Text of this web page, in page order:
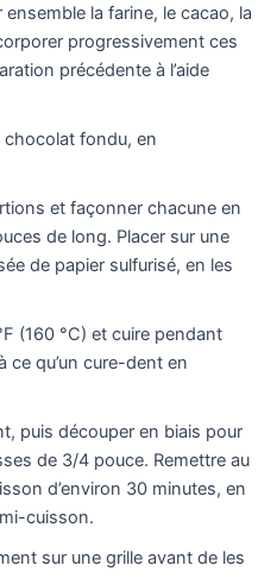
la farine, le cacao, la
progressivement ces
précédente à l’aide
chocolat fondu, en
et façonner chacune en
de long. Placer sur une
de papier sulfurisé, en les
(160 °C) et cuire pendant
ce qu’un cure-dent en
puis découper en biais pour
de 3/4 pouce. Remettre au
d’environ 30 minutes, en
cuisson.
sur une grille avant de les